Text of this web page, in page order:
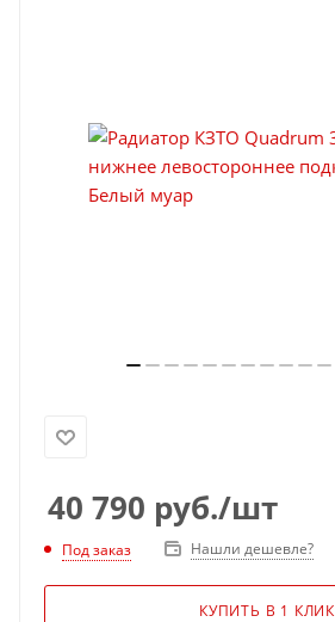
40 790 руб./шт
Под заказ Нашли дешевле?
КУПИТЬ В 1 КЛИК